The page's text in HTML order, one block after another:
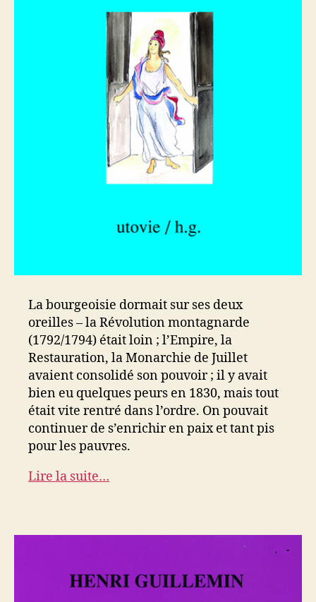
La bourgeoisie dormait sur ses deux
oreilles – la Révolution montagnarde
(1792/1794) était loin ; l’Empire, la
Restauration, la Monarchie de Juillet
avaient consolidé son pouvoir ; il y avait
bien eu quelques peurs en 1830, mais tout
était vite rentré dans l’ordre. On pouvait
continuer de s’enrichir en paix et tant pis
pour les pauvres.
Lire la suite…